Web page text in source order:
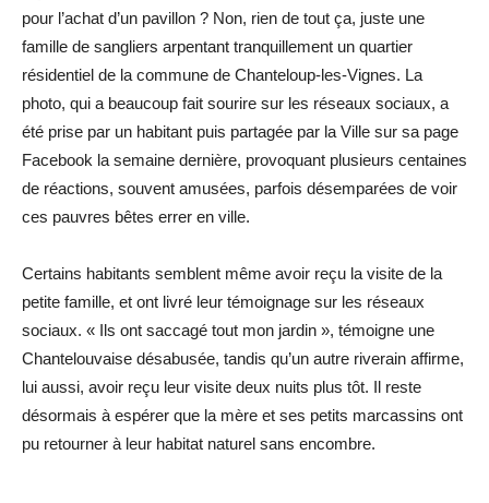
pour l’achat d’un pavillon ? Non, rien de tout ça, juste une
famille de sangliers arpentant tranquillement un quartier
résidentiel de la commune de Chanteloup-les-Vignes. La
photo, qui a beaucoup fait sourire sur les réseaux sociaux, a
été prise par un habitant puis partagée par la Ville sur sa page
Facebook la semaine dernière, provoquant plusieurs centaines
de réactions, souvent amusées, parfois désemparées de voir
ces pauvres bêtes errer en ville.
Certains habitants semblent même avoir reçu la visite de la
petite famille, et ont livré leur témoignage sur les réseaux
sociaux. « Ils ont saccagé tout mon jardin », témoigne une
Chantelouvaise désabusée, tandis qu’un autre riverain affirme,
lui aussi, avoir reçu leur visite deux nuits plus tôt. Il reste
désormais à espérer que la mère et ses petits marcassins ont
pu retourner à leur habitat naturel sans encombre.